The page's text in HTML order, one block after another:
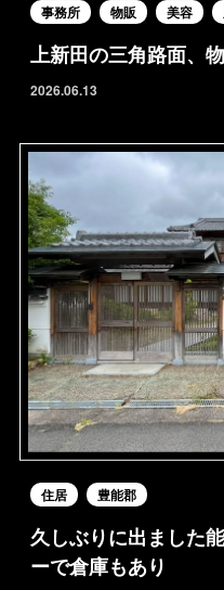
事務所 物販 美容
上新田の三角路面、
2026.06.13
住居 豊能郡
久しぶりに出ました
ーで倉庫もあり